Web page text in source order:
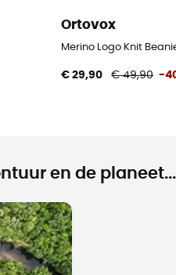
Ortovox
Merino Logo Knit
€ 29,90 € 49,90 -
en de planeet...